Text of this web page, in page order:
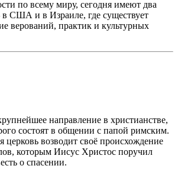
по всему миру, сегодня имеют два
США и в Израиле, где существует
верований, практик и культурных
направление в христианстве,
состоят в общении с папой римским.
церковь возводит своё происхождение
которым Иисус Христос поручил
о спасении.